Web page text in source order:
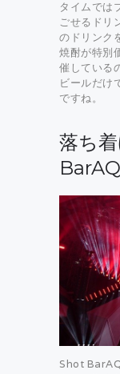
タイムでは
ごせるドリ
のドリンク
焼酎が特別
催している
ビールだけ
ですね。
落ち
Shot